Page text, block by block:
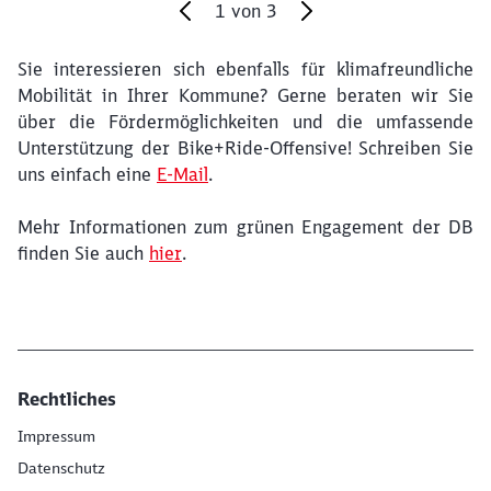
1 von 3
Ende des Sliders
Sie interessieren sich ebenfalls für klimafreundliche
Mobilität in Ihrer Kommune? Gerne beraten wir Sie
über die Fördermöglichkeiten und die umfassende
Unterstützung der Bike+Ride-Offensive! Schreiben Sie
uns einfach eine E-Mail.
Mehr Informationen zum grünen Engagement der DB
finden Sie auch hier.
Rechtliches
Impressum
Datenschutz